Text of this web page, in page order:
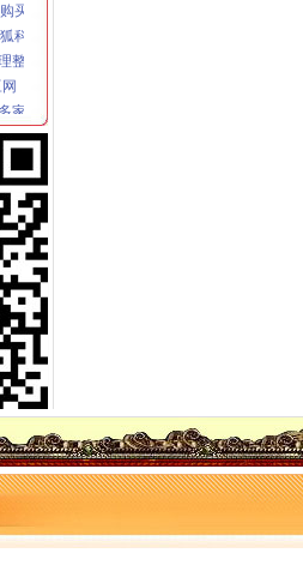
科技_搜狐网
整工作动员大会上的讲话-部门
网
家上市公司-中新网
行）_百度百科
注水井井口安装精细过滤器改造项目
费征收管理暂行办法_互动百科
昏住院——中新网
注水井井口安装精细过滤器改造项目
联交易报告书（草案）_股票频道_
若干税收政策和征管问题解答的通
省地方税务局煤炭税收征收管理办法
执法记_产经观察_财经纵横_新
_政学科网
_化学学科网
贵、曹美东因与被申请人湖南省永兴
_中国经济网——国家经济门户
若干税收政策和征管问题解答的通知